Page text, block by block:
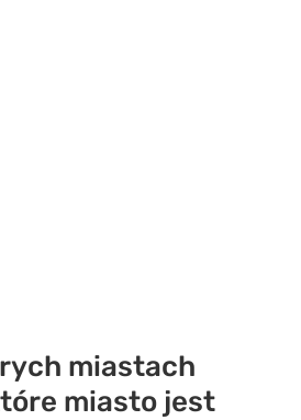
miastach
miasto jest